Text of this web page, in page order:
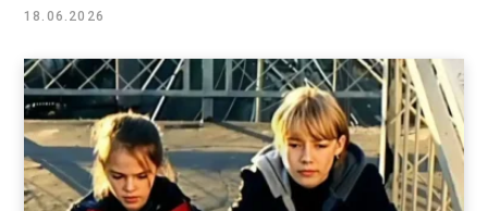
18.06.2026